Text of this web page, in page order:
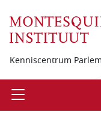
Kenniscentrum
Open